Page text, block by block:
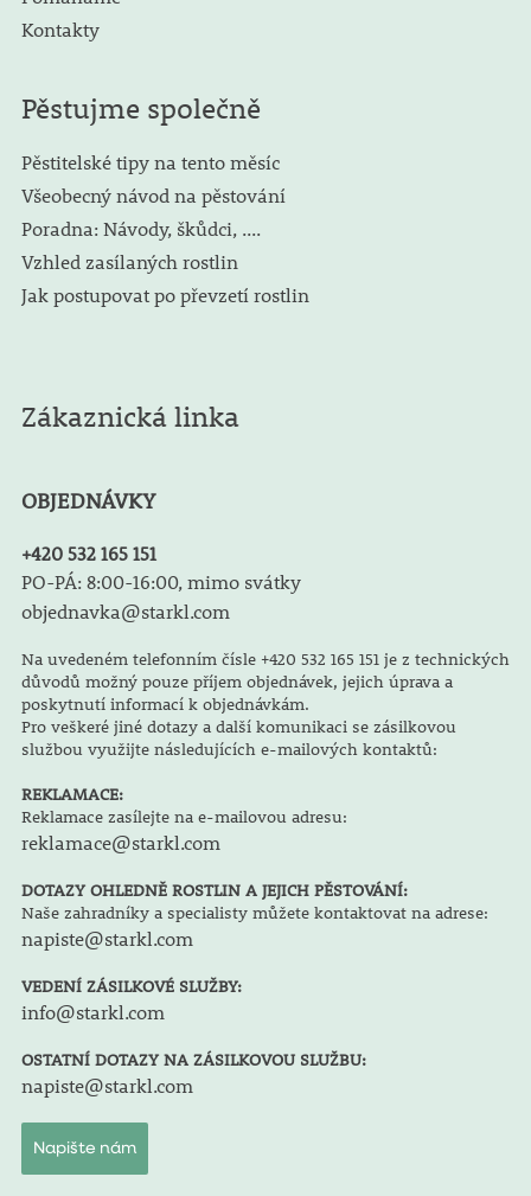
Kontakty
Pěstujme společně
Pěstitelské tipy na tento měsíc
Všeobecný návod na pěstování
Poradna: Návody, škůdci, ....
Vzhled zasílaných rostlin
Jak postupovat po převzetí rostlin
Zákaznická linka
OBJEDNÁVKY
+420 532 165 151
PO-PÁ: 8:00-16:00, mimo svátky
objednavka@starkl.com
Na uvedeném telefonním čísle +420 532 165 151 je z technických
důvodů možný pouze příjem objednávek, jejich úprava a
poskytnutí informací k objednávkám.
Pro veškeré jiné dotazy a další komunikaci se zásilkovou
službou využijte následujících e-mailových kontaktů:
REKLAMACE:
Reklamace zasílejte na e-mailovou adresu:
reklamace@starkl.com
DOTAZY OHLEDNĚ ROSTLIN A JEJICH PĚSTOVÁNÍ:
Naše zahradníky a specialisty můžete kontaktovat na adrese:
napiste@starkl.com
VEDENÍ ZÁSILKOVÉ SLUŽBY:
info@starkl.com
OSTATNÍ DOTAZY NA ZÁSILKOVOU SLUŽBU:
napiste@starkl.com
Napište nám